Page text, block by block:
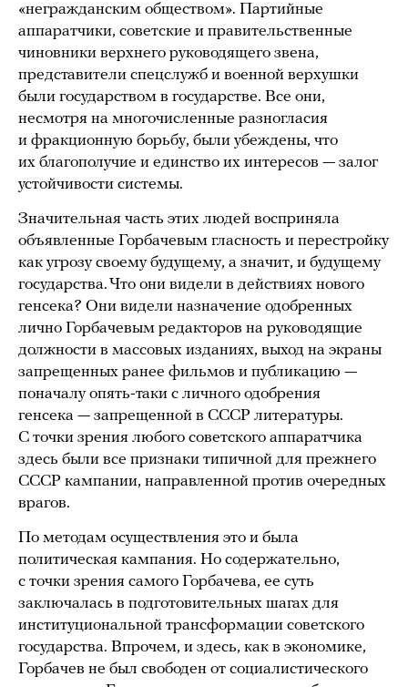
«негражданским обществом». Партийные
аппаратчики, советские и правительственные
чиновники верхнего руководящего звена,
представители спецслужб и военной верхушки
были государством в государстве. Все они,
несмотря на многочисленные разногласия
и фракционную борьбу, были убеждены, что
их благополучие и единство их интересов — залог
устойчивости системы.
Значительная часть этих людей восприняла
объявленные Горбачевым гласность и перестройку
как угрозу своему будущему, а значит, и будущему
государства. Что они видели в действиях нового
генсека? Они видели назначение одобренных
лично Горбачевым редакторов на руководящие
должности в массовых изданиях, выход на экраны
запрещенных ранее фильмов и публикацию —
поначалу опять-таки с личного одобрения
генсека — запрещенной в СССР литературы.
С точки зрения любого советского аппаратчика
здесь были все признаки типичной для прежнего
СССР кампании, направленной против очередных
врагов.
По методам осуществления это и была
политическая кампания. Но содержательно,
с точки зрения самого Горбачева, ее суть
заключалась в подготовительных шагах для
институциональной трансформации советского
государства. Впрочем, и здесь, как в экономике,
Горбачев не был свободен от социалистического